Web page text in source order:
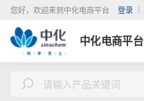
您好，欢迎来到中化电商平台 登录
中化电商平台